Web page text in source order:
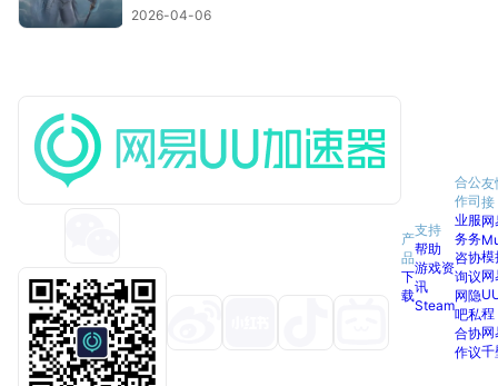
2026-04-06
产
品
下
载
支持
帮助
游戏资
讯
Steam
合
作
业
务
咨
询
网
吧
合
作
公
司
服
务
协
议
隐
私
协
议
友
接
网
模
网
程
网
千